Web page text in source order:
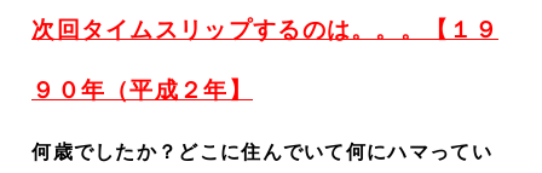
次回タイムスリップするのは。。。【１９
９０年（平成２年】
何歳でしたか？どこに住んでいて何にハマってい